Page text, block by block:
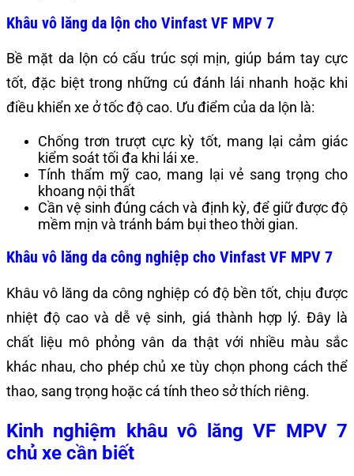
Khâu vô lăng da lộn cho Vinfast VF MPV 7
Bề mặt da lộn có cấu trúc sợi mịn, giúp bám tay cực
tốt, đặc biệt trong những cú đánh lái nhanh hoặc khi
điều khiển xe ở tốc độ cao. Ưu điểm của da lộn là:
Chống trơn trượt cực kỳ tốt, mang lại cảm giác
kiểm soát tối đa khi lái xe.
Tính thẩm mỹ cao, mang lại vẻ sang trọng cho
khoang nội thất
Cần vệ sinh đúng cách và định kỳ, để giữ được độ
mềm mịn và tránh bám bụi theo thời gian.
Khâu vô lăng da công nghiệp cho Vinfast VF MPV 7
Khâu vô lăng da công nghiệp có độ bền tốt, chịu được
nhiệt độ cao và dễ vệ sinh, giá thành hợp lý. Đây là
chất liệu mô phỏng vân da thật với nhiều màu sắc
khác nhau, cho phép chủ xe tùy chọn phong cách thể
thao, sang trọng hoặc cá tính theo sở thích riêng.
Kinh nghiệm khâu vô lăng VF MPV 7
chủ xe cần biết